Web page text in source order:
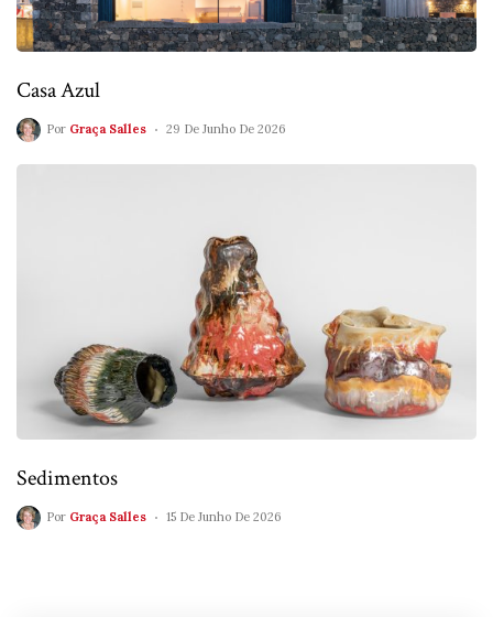
Casa Azul
Por Graça Salles 29 De Junho De 2026
Sedimentos
Por Graça Salles 15 De Junho De 2026